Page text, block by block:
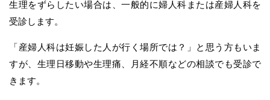
生理をずらしたい場合は、一般的に婦人科または産婦人科を
受診します。
「産婦人科は妊娠した人が行く場所では？」と思う方もいま
すが、生理日移動や生理痛、月経不順などの相談でも受診で
きます。